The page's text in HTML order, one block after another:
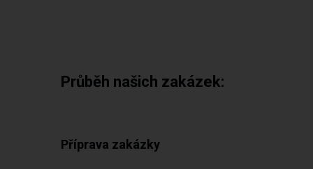
Průběh našich zakázek:
Příprava zakázky